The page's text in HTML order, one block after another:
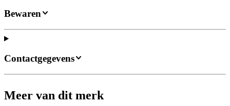
Bewaren
Contactgegevens
Meer van dit merk